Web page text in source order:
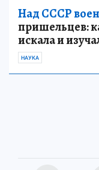
Над СССР
пришельцев:
искала и
НАУКА